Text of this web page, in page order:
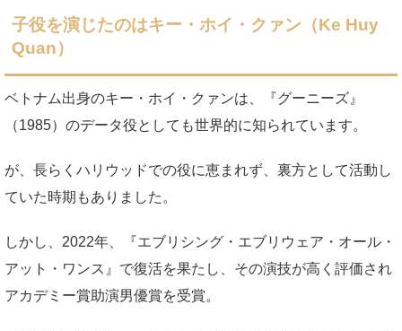
子役を演じたのはキー・ホイ・クァン（Ke Huy
Quan）
ベトナム出身のキー・ホイ・クァンは、『グーニーズ』
（1985）のデータ役としても世界的に知られています。
が、長らくハリウッドでの役に恵まれず、裏方として活動し
ていた時期もありました。
しかし、2022年、『エブリシング・エブリウェア・オール・
アット・ワンス』で復活を果たし、その演技が高く評価され
アカデミー賞助演男優賞を受賞。